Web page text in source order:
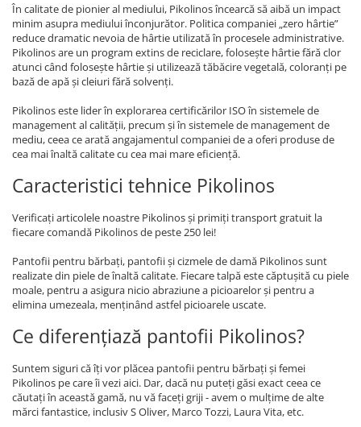
În calitate de pionier al mediului, Pikolinos încearcă să aibă un impact
minim asupra mediului înconjurător. Politica companiei „zero hârtie”
reduce dramatic nevoia de hârtie utilizată în procesele administrative.
Pikolinos are un program extins de reciclare, folosește hârtie fără clor
atunci când folosește hârtie și utilizează tăbăcire vegetală, coloranți pe
bază de apă și cleiuri fără solvenți.
Pikolinos este lider în explorarea certificărilor ISO în sistemele de
management al calității, precum și în sistemele de management de
mediu, ceea ce arată angajamentul companiei de a oferi produse de
cea mai înaltă calitate cu cea mai mare eficiență.
Caracteristici tehnice Pikolinos
Verificați articolele noastre Pikolinos și primiți transport gratuit la
fiecare comandă Pikolinos de peste 250 lei!
Pantofii pentru bărbați, pantofii și cizmele de damă Pikolinos sunt
realizate din piele de înaltă calitate. Fiecare talpă este căptușită cu piele
moale, pentru a asigura nicio abraziune a picioarelor și pentru a
elimina umezeala, menținând astfel picioarele uscate.
Ce diferențiază pantofii Pikolinos?
Suntem siguri că îți vor plăcea pantofii pentru bărbați și femei
Pikolinos pe care îi vezi aici. Dar, dacă nu puteți găsi exact ceea ce
căutați în această gamă, nu vă faceți griji - avem o mulțime de alte
mărci fantastice, inclusiv S Oliver, Marco Tozzi, Laura Vita, etc.